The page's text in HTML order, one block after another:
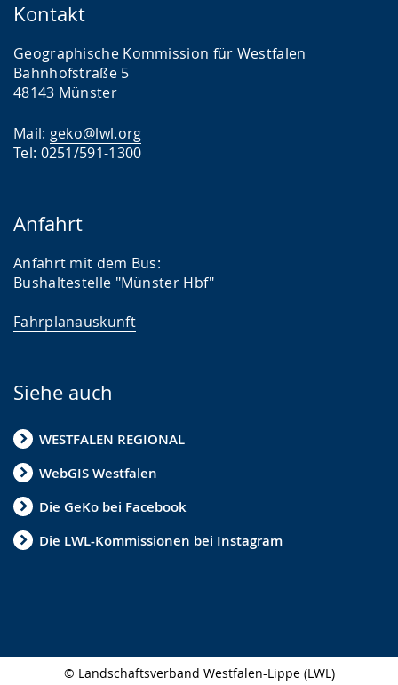
Kontakt
Geographische Kommission für Westfalen
Bahnhofstraße 5
48143 Münster
Mail: geko@lwl.org
Tel: 0251/591-1300
Anfahrt
Anfahrt mit dem Bus:
Bushaltestelle "Münster Hbf"
Fahrplanauskunft
Siehe auch
WESTFALEN REGIONAL
WebGIS Westfalen
Die GeKo bei Facebook
Die LWL-Kommissionen bei Instagram
© Landschaftsverband Westfalen-Lippe (LWL)